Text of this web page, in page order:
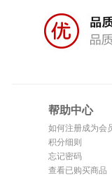
帮助中心
如何注册成为会
积分细则
忘记密码
查看已购买商品